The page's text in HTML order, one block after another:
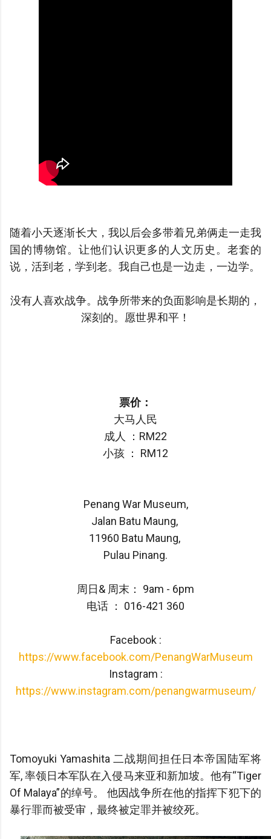
随着小天逐渐长大，我以后会多带着兄弟俩走一走我
国的博物馆。让他们认识更多的人文历史。老套的
说，活到老，学到老。我自己也是一边走，一边学。
没有人喜欢战争。战争所带来的负面影响是长期的，
深刻的。愿世界和平！
票价：
大马人民
成人 ：RM22
小孩 ： RM12
Penang War Museum,
Jalan Batu Maung,
11960 Batu Maung,
Pulau Pinang.
周日& 周末： 9am - 6pm
电话 ： 016-421 360
Facebook :
https://www.facebook.com/PenangWarMuseum
Instagram :
https://www.instagram.com/penangwarmuseum/
Tomoyuki Yamashita 二战期间担任日本帝国陆军将
军, 率领日本军队在入侵马来亚和新加坡。他有“Tiger
Of Malaya”的绰号。 他因战争所在他的指挥下犯下的
暴行罪而被受审，最终被定罪并被绞死。